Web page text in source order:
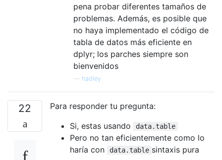
pena probar diferentes tamaños de
problemas. Además, es posible que
no haya implementado el código de
tabla de datos más eficiente en
dplyr; los parches siempre son
bienvenidos
hadley
22
Para responder tu pregunta:
Si, estas usando
data.table
Pero no tan eficientemente como lo
haría con
data.table sintaxis pura